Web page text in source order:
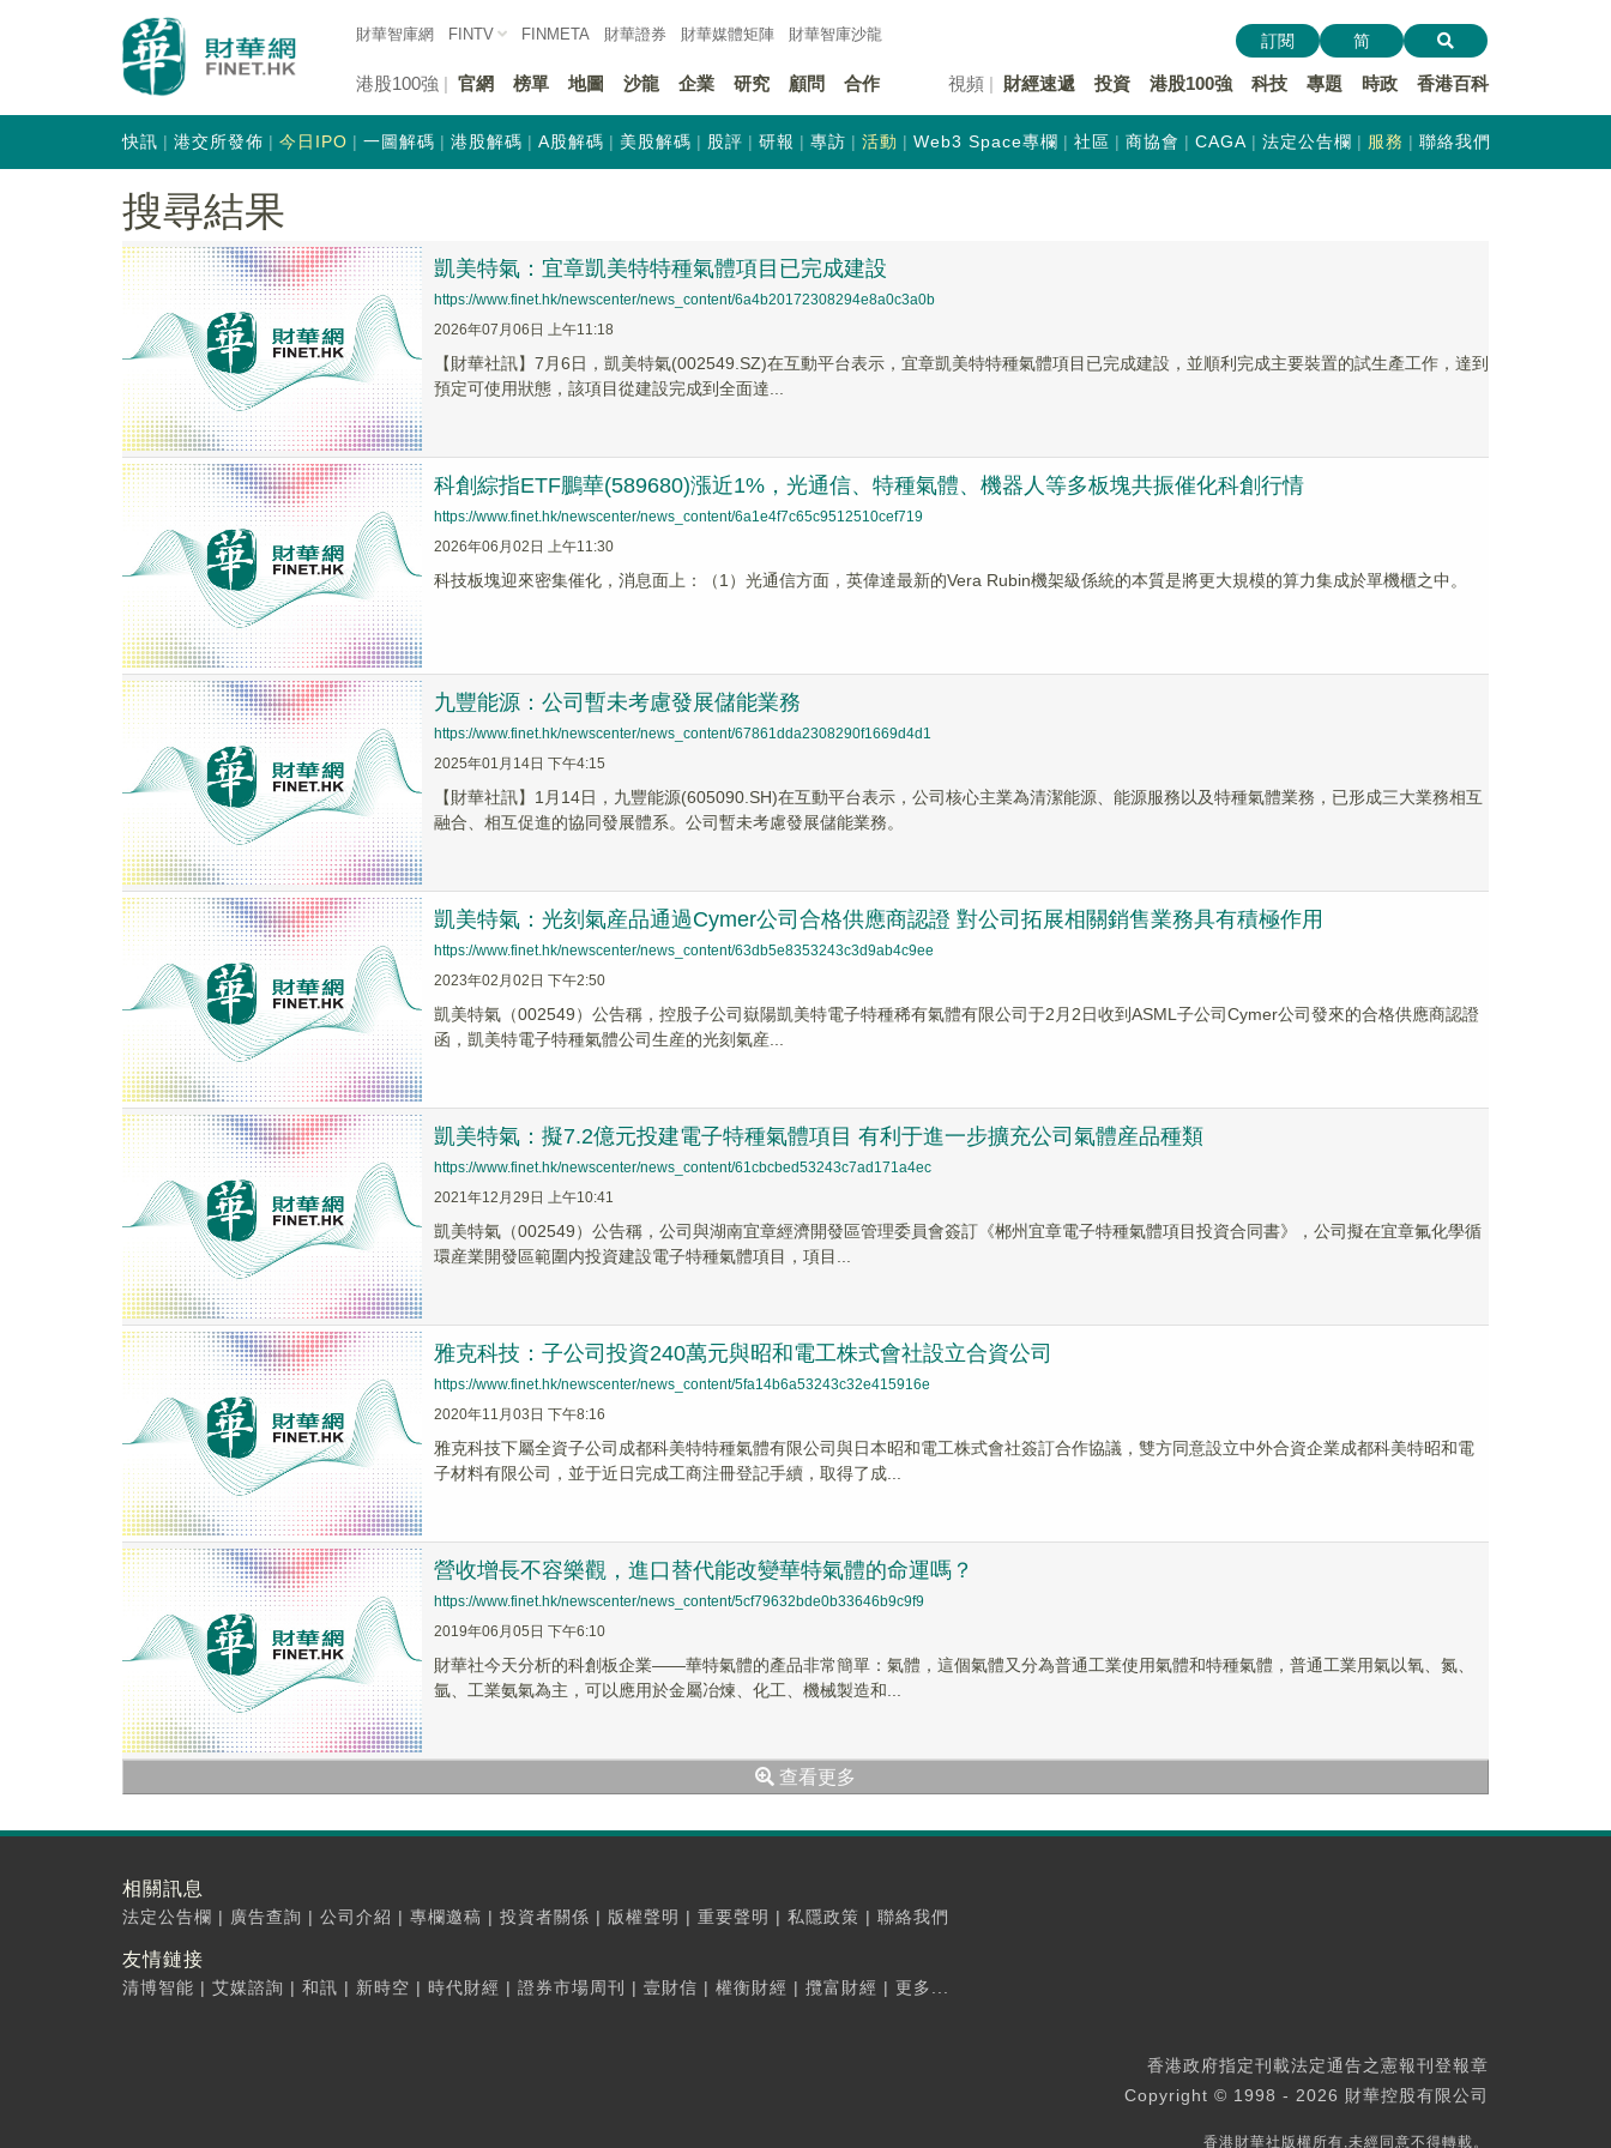
財華智庫網 FINTV FINMETA 財華證券 財華媒體矩陣 財華智庫沙龍
港股100強 官網 榜單 地圖 沙龍 企業 研究 顧問 合作 視頻 財經速遞 投資 港股100強 科技 專題 時政 香港百科
訂閱 简
快訊 港交所發佈 今日IPO 一圖解碼 港股解碼 A股解碼 美股解碼 股評 研報 專訪 活動 Web3 Space專欄 社區 商協會 CAGA 法定公告欄 服務 聯絡我們
搜尋結果
凱美特氣：宜章凱美特特種氣體項目已完成建設
https://www.finet.hk/newscenter/news_content/6a4b20172308294e8a0c3a0b
2026年07月06日 上午11:18
【財華社訊】7月6日，凱美特氣(002549.SZ)在互動平台表示，宜章凱美特特種氣體項目已完成建設，並順利完成主要裝置的試生產工作，達到
預定可使用狀態，該項目從建設完成到全面達...
科創綜指ETF鵬華(589680)漲近1%，光通信、特種氣體、機器人等多板塊共振催化科創行情
https://www.finet.hk/newscenter/news_content/6a1e4f7c65c9512510cef719
2026年06月02日 上午11:30
科技板塊迎來密集催化，消息面上：（1）光通信方面，英偉達最新的Vera Rubin機架級係統的本質是將更大規模的算力集成於單機櫃之中。
九豐能源：公司暫未考慮發展儲能業務
https://www.finet.hk/newscenter/news_content/67861dda2308290f1669d4d1
2025年01月14日 下午4:15
【財華社訊】1月14日，九豐能源(605090.SH)在互動平台表示，公司核心主業為清潔能源、能源服務以及特種氣體業務，已形成三大業務相互
融合、相互促進的協同發展體系。公司暫未考慮發展儲能業務。
凱美特氣：光刻氣産品通過Cymer公司合格供應商認證 對公司拓展相關銷售業務具有積極作用
https://www.finet.hk/newscenter/news_content/63db5e8353243c3d9ab4c9ee
2023年02月02日 下午2:50
凱美特氣（002549）公告稱，控股子公司嶽陽凱美特電子特種稀有氣體有限公司于2月2日收到ASML子公司Cymer公司發來的合格供應商認證
函，凱美特電子特種氣體公司生産的光刻氣産...
凱美特氣：擬7.2億元投建電子特種氣體項目 有利于進一步擴充公司氣體産品種類
https://www.finet.hk/newscenter/news_content/61cbcbed53243c7ad171a4ec
2021年12月29日 上午10:41
凱美特氣（002549）公告稱，公司與湖南宜章經濟開發區管理委員會簽訂《郴州宜章電子特種氣體項目投資合同書》，公司擬在宜章氟化學循
環産業開發區範圍内投資建設電子特種氣體項目，項目...
雅克科技：子公司投資240萬元與昭和電工株式會社設立合資公司
https://www.finet.hk/newscenter/news_content/5fa14b6a53243c32e415916e
2020年11月03日 下午8:16
雅克科技下屬全資子公司成都科美特特種氣體有限公司與日本昭和電工株式會社簽訂合作協議，雙方同意設立中外合資企業成都科美特昭和電
子材料有限公司，並于近日完成工商注冊登記手續，取得了成...
營收增長不容樂觀，進口替代能改變華特氣體的命運嗎？
https://www.finet.hk/newscenter/news_content/5cf79632bde0b33646b9c9f9
2019年06月05日 下午6:10
財華社今天分析的科創板企業——華特氣體的產品非常簡單：氣體，這個氣體又分為普通工業使用氣體和特種氣體，普通工業用氣以氧、氮、
氩、工業氨氣為主，可以應用於金屬冶煉、化工、機械製造和...
查看更多
相關訊息
法定公告欄 | 廣告查詢 | 公司介紹 | 專欄邀稿 | 投資者關係 | 版權聲明 | 重要聲明 | 私隱政策 | 聯絡我們
友情鏈接
清博智能 | 艾媒諮詢 | 和訊 | 新時空 | 時代財經 | 證券市場周刊 | 壹財信 | 權衡財經 | 攬富財經 | 更多...
香港政府指定刊載法定通告之憲報刊登報章
Copyright © 1998 - 2026 財華控股有限公司
香港財華社版權所有,未經同意不得轉載。